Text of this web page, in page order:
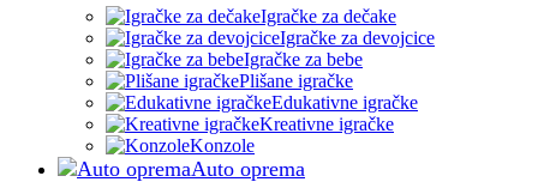
Igračke za dečake
Igračke za devojcice
Igračke za bebe
Plišane igračke
Edukativne igračke
Kreativne igračke
Konzole
Auto oprema